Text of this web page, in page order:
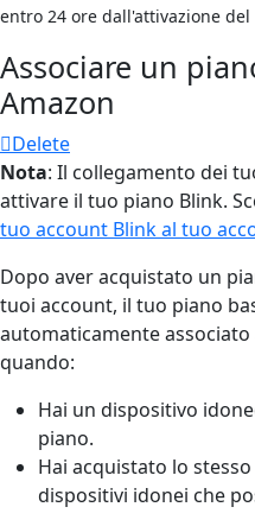
entro 24 ore dall'attivazione del
Associare un
Amazon
Delete
Nota: Il collegamento dei
attivare il tuo piano Blink.
tuo account Blink al tuo
Dopo aver acquistato un
tuoi account, il tuo piano
automaticamente
quando:
Hai un dispositivo
piano.
Hai acquistato lo
dispositivi idonei che